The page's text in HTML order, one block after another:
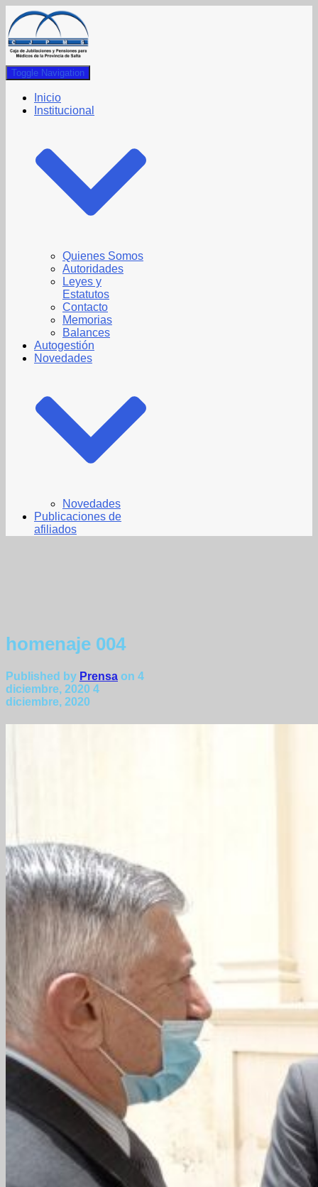
Toggle Navigation
Inicio
Institucional
Quienes Somos
Autoridades
Leyes y
Estatutos
Contacto
Memorias
Balances
Autogestión
Novedades
Novedades
Publicaciones de
afiliados
homenaje 004
Published by Prensa on 4
diciembre, 2020 4
diciembre, 2020